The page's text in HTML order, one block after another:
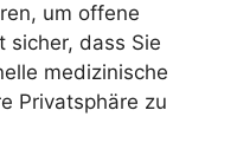
um offene
sicher, dass Sie
medizinische
Privatsphäre zu